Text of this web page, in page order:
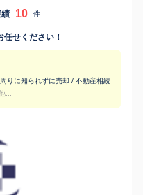
10 件
せください！
りに知られずに売却 / 不動産相続
...